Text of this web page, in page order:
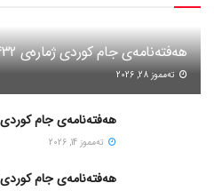
هەفتەنامەی جام کوردی ژمارەی 432
ته‌مموز 28, 2026
هەفتەنامەی جام کوردی
ته‌مموز 14, 2026
هەفتەنامەی جام کوردی